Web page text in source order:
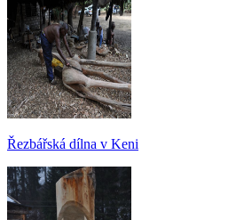
Řezbářská dílna v Keni